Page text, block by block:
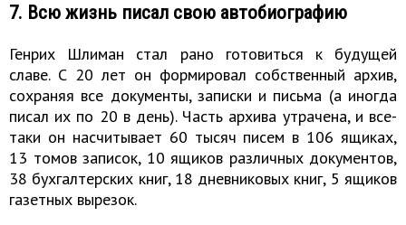
7. Всю жизнь писал свою автобиографию
Генрих Шлиман стал рано готовиться к будущей
славе. С 20 лет он формировал собственный архив,
сохраняя все документы, записки и письма (а иногда
писал их по 20 в день). Часть архива утрачена, и все-
таки он насчитывает 60 тысяч писем в 106 ящиках,
13 томов записок, 10 ящиков различных документов,
38 бухгалтерских книг, 18 дневниковых книг, 5 ящиков
газетных вырезок.